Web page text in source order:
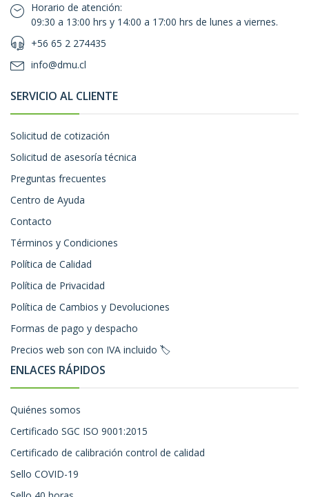
Horario de atención:
09:30 a 13:00 hrs y 14:00 a 17:00 hrs de lunes a viernes.
+56 65 2 274435
info@dmu.cl
SERVICIO AL CLIENTE
Solicitud de cotización
Solicitud de asesoría técnica
Preguntas frecuentes
Centro de Ayuda
Contacto
Términos y Condiciones
Política de Calidad
Política de Privacidad
Política de Cambios y Devoluciones
Formas de pago y despacho
Precios web son con IVA incluido 🏷️
ENLACES RÁPIDOS
Quiénes somos
Certificado SGC ISO 9001:2015
Certificado de calibración control de calidad
Sello COVID-19